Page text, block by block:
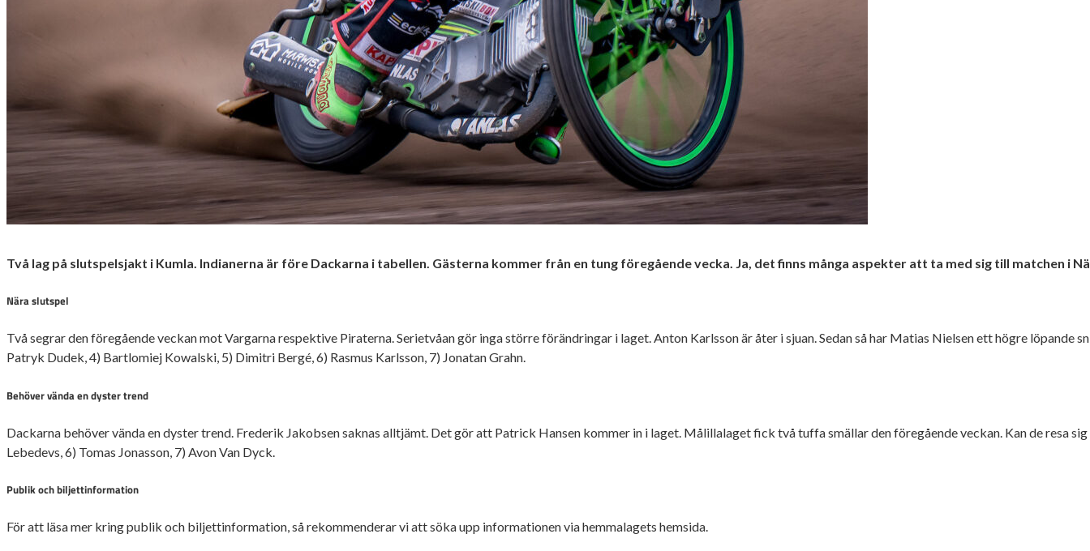
Två lag på slutspelsjakt i Kumla. Indianerna är före Dackarna i tabellen. Gästerna kommer från en tung föregående vecka. Ja, det finns många aspekter att ta med sig till matchen i
Nära slutspel
Två segrar den föregående veckan mot Vargarna respektive Piraterna. Serietvåan gör inga större förändringar i laget. Anton Karlsson är åter i sjuan. Sedan så har Matias Nielsen ett högre
Patryk Dudek, 4) Bartlomiej Kowalski, 5) Dimitri Bergé, 6) Rasmus Karlsson, 7) Jonatan Grahn.
Behöver vända en dyster trend
Dackarna behöver vända en dyster trend. Frederik Jakobsen saknas alltjämt. Det gör att Patrick Hansen kommer in i laget. Målillalaget fick två tuffa smällar den föregående veckan. Kan de resa
Lebedevs, 6) Tomas Jonasson, 7) Avon Van Dyck.
Publik och biljettinformation
För att läsa mer kring publik och biljettinformation, så rekommenderar vi att söka upp informationen via hemmalagets hemsida.